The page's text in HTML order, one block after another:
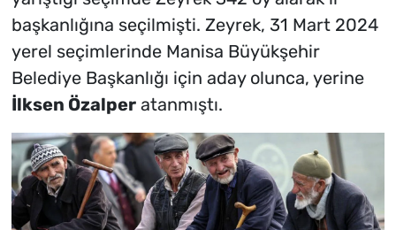
başkanlığına seçilmişti. Zeyrek, 31 Mart 2024
yerel seçimlerinde Manisa Büyükşehir
Belediye Başkanlığı için aday olunca, yerine
İlksen Özalperatanmıştı.